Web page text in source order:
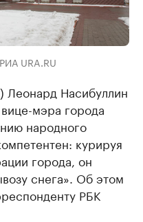
URA.RU
Насибуллин
мэра города
народного
курируя
города, он
снега». Об этом
РБК